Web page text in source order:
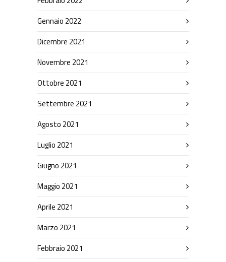
Gennaio 2022
Dicembre 2021
Novembre 2021
Ottobre 2021
Settembre 2021
Agosto 2021
Luglio 2021
Giugno 2021
Maggio 2021
Aprile 2021
Marzo 2021
Febbraio 2021